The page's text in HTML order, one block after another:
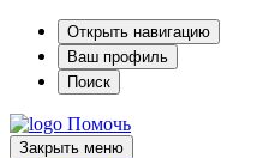
Открыть навигацию
Ваш профиль
Поиск
Помочь
Закрыть меню